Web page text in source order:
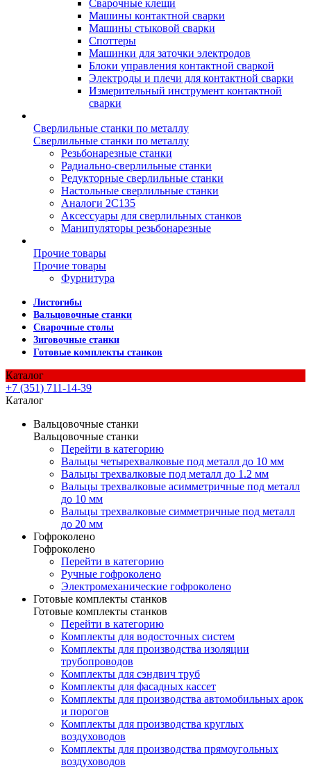
Сварочные клещи
Машины контактной сварки
Машины стыковой сварки
Споттеры
Машинки для заточки электродов
Блоки управления контактной сваркой
Электроды и плечи для контактной сварки
Измерительный инструмент контактной
сварки
Сверлильные станки по металлу
Сверлильные станки по металлу
Резьбонарезные станки
Радиально-сверлильные станки
Редукторные сверлильные станки
Настольные сверлильные станки
Аналоги 2С135
Аксессуары для сверлильных станков
Манипуляторы резьбонарезные
Прочие товары
Прочие товары
Фурнитура
Листогибы
Вальцовочные станки
Сварочные столы
Зиговочные станки
Готовые комплекты станков
Каталог
+7 (351) 711-14-39
Каталог
Вальцовочные станки
Вальцовочные станки
Перейти в категорию
Вальцы четырехвалковые под металл до 10 мм
Вальцы трехвалковые под металл до 1.2 мм
Вальцы трехвалковые асимметричные под металл
до 10 мм
Вальцы трехвалковые симметричные под металл
до 20 мм
Гофроколено
Гофроколено
Перейти в категорию
Ручные гофроколено
Электромеханические гофроколено
Готовые комплекты станков
Готовые комплекты станков
Перейти в категорию
Комплекты для водосточных систем
Комплекты для производства изоляции
трубопроводов
Комплекты для сэндвич труб
Комплекты для фасадных кассет
Комплекты для производства автомобильных арок
и порогов
Комплекты для производства круглых
воздуховодов
Комплекты для производства прямоугольных
воздуховодов